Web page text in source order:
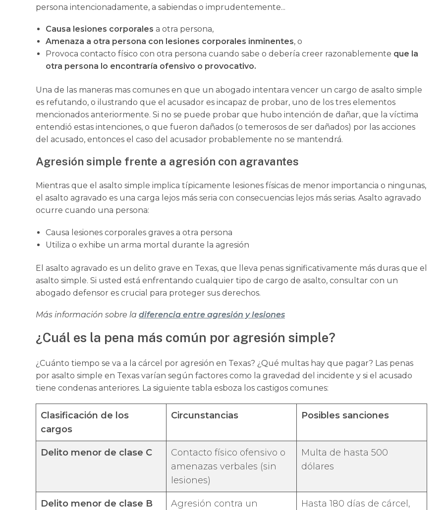
persona intencionadamente, a sabiendas o imprudentemente...
Causa lesiones corporales a otra persona,
Amenaza a otra persona con lesiones corporales inminentes, o
Provoca contacto físico con otra persona cuando sabe o debería creer razonablemente que la
otra persona lo encontraría ofensivo o provocativo.
Una de las maneras mas comunes en que un abogado intentara vencer un cargo de asalto simple
es refutando, o ilustrando que el acusador es incapaz de probar, uno de los tres elementos
mencionados anteriormente. Si no se puede probar que hubo intención de dañar, que la víctima
entendió estas intenciones, o que fueron dañados (o temerosos de ser dañados) por las acciones
del acusado, entonces el caso del acusador probablemente no se mantendrá.
Agresión simple frente a agresión con agravantes
Mientras que el asalto simple implica típicamente lesiones físicas de menor importancia o ningunas,
el asalto agravado es una carga lejos más seria con consecuencias lejos más serias. Asalto agravado
ocurre cuando una persona:
Causa lesiones corporales graves a otra persona
Utiliza o exhibe un arma mortal durante la agresión
El asalto agravado es un delito grave en Texas, que lleva penas significativamente más duras que el
asalto simple. Si usted está enfrentando cualquier tipo de cargo de asalto, consultar con un
abogado defensor es crucial para proteger sus derechos.
Más información sobre la diferencia entre agresión y lesiones
¿Cuál es la pena más común por agresión simple?
¿Cuánto tiempo se va a la cárcel por agresión en Texas? ¿Qué multas hay que pagar? Las penas
por asalto simple en Texas varían según factores como la gravedad del incidente y si el acusado
tiene condenas anteriores. La siguiente tabla esboza los castigos comunes:
Clasificación de los
cargos
Circunstancias Posibles sanciones
Delito menor de clase C
Contacto físico ofensivo o
amenazas verbales (sin
lesiones)
Multa de hasta 500
dólares
Delito menor de clase B
Agresión contra un
Hasta 180 días de cárcel,